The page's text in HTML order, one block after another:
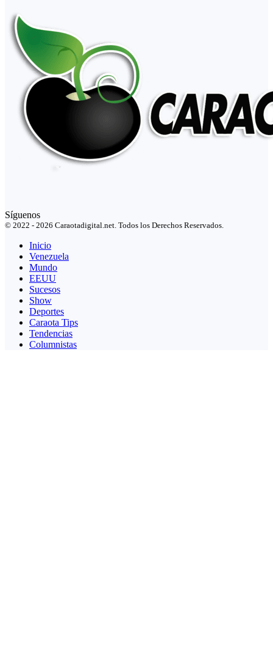
Síguenos
© 2022 - 2026 Caraotadigital.net. Todos los Derechos Reservados.
Inicio
Venezuela
Mundo
EEUU
Sucesos
Show
Deportes
Caraota Tips
Tendencias
Columnistas